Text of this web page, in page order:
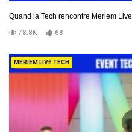
Quand la Tech rencontre Meriem Live
78.8K
68
MERIEM LIVE TECH